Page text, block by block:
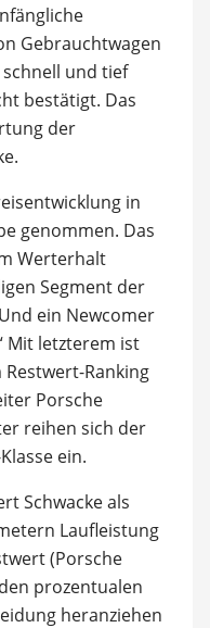
Gebrauchtwagen
und tief
bestätigt. Das
der
in
genommen. Das
Werterhalt
Segment der
ein Newcomer
Mit letzterem ist
Ranking
Porsche
reihen sich der
ein.
Schwacke als
Laufleistung
(Porsche
prozentualen
heranziehen